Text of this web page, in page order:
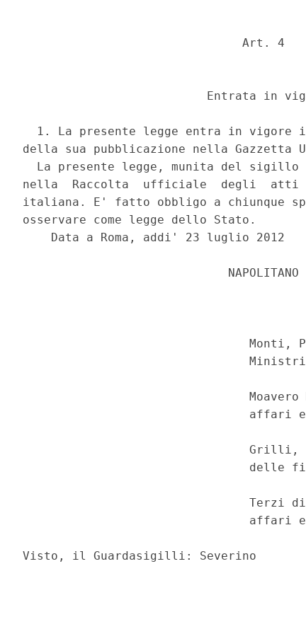
                               Art. 4
Entrata in
1. La presente legge entra in vigore
della sua pubblicazione nella
La presente legge, munita del sigillo
nella  Raccolta  ufficiale  degli  atti
italiana. E' fatto obbligo a chiunque
osservare come legge dello Stato.
    Data a Roma, addi' 23 luglio 2012
                             NAPOLITANO
Monti,
                                Ministri
Moavero
affari
Grilli,
delle
Terzi
affari